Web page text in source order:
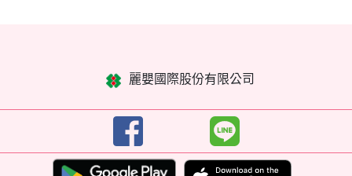
麗嬰國際股份有限公司